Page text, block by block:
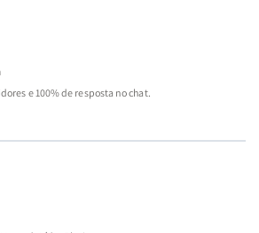
e 100% de resposta no chat.